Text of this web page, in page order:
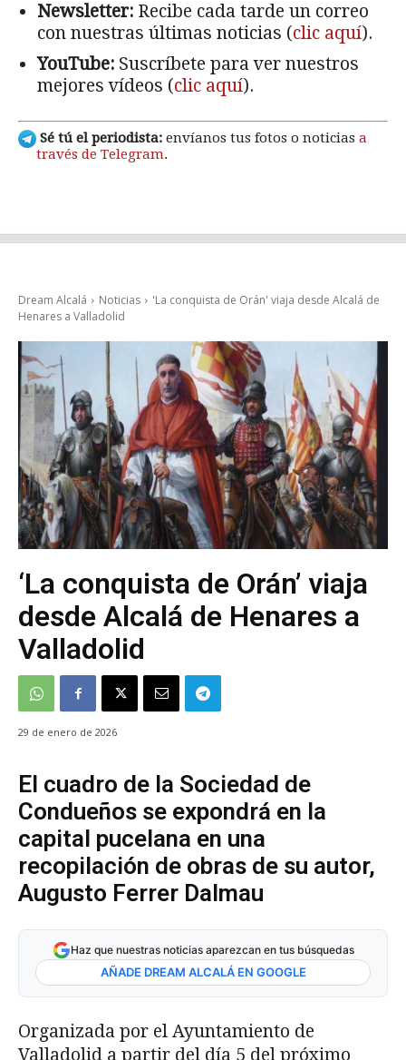
Newsletter: Recibe cada tarde un correo
con nuestras últimas noticias (clic aquí).
YouTube: Suscríbete para ver nuestros
mejores vídeos (clic aquí).
Sé tú el periodista: envíanos tus fotos o noticias a
través de Telegram.